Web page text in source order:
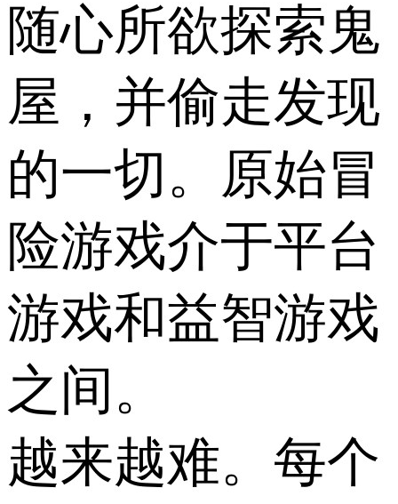
随心所欲探索鬼
屋，并偷走发现
的一切。原始冒
险游戏介于平台
游戏和益智游戏
之间。
越来越难。每个